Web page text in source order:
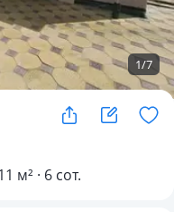
1/7
м² · 6 сот.